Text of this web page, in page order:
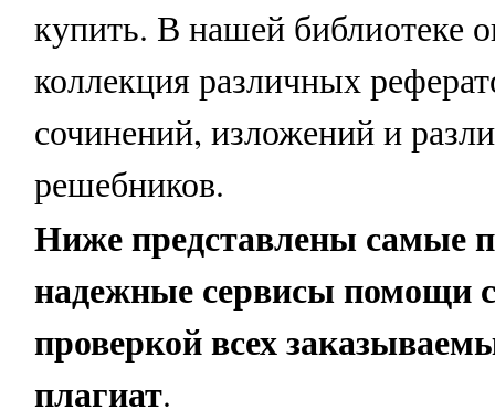
купить. В нашей библиотеке
коллекция различных
сочинений, изложений и
решебников.
Ниже представлены самые
надежные сервисы помощи
проверкой всех
плагиат.